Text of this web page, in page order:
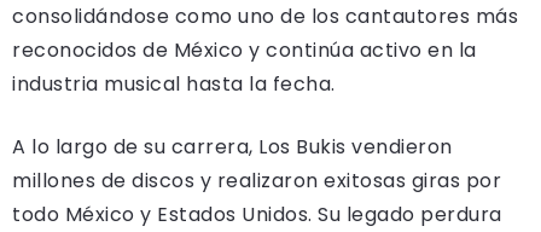
consolidándose como uno de los cantautores más
reconocidos de México y continúa activo en la
industria musical hasta la fecha.
A lo largo de su carrera, Los Bukis vendieron
millones de discos y realizaron exitosas giras por
todo México y Estados Unidos. Su legado perdura